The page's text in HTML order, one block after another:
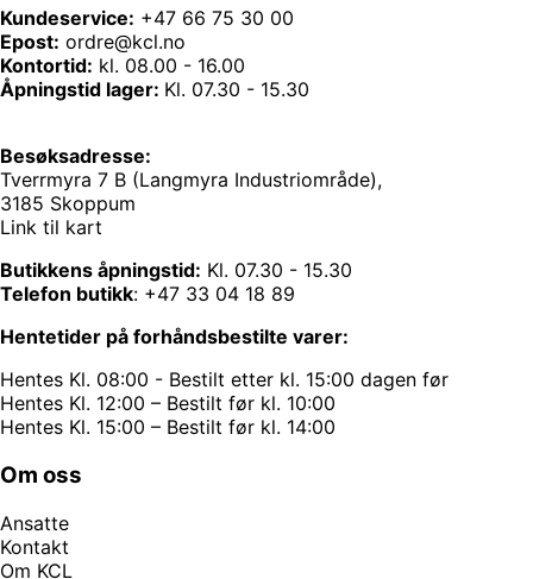
Kundeservice: +47 66 75 30 00
Epost: ordre@kcl.no
Kontortid: kl. 08.00 - 16.00
Åpningstid lager: Kl. 07.30 - 15.30
Besøksadresse:
Tverrmyra 7 B (Langmyra Industriområde),
3185 Skoppum
Link til kart
Butikkens åpningstid: Kl. 07.30 - 15.30
Telefon butikk: +47 33 04 18 89
Hentetider på forhåndsbestilte varer:
Hentes Kl. 08:00 - Bestilt etter kl. 15:00 dagen før
Hentes Kl. 12:00 – Bestilt før kl. 10:00
Hentes Kl. 15:00 – Bestilt før kl. 14:00
Om oss
Ansatte
Kontakt
Om KCL